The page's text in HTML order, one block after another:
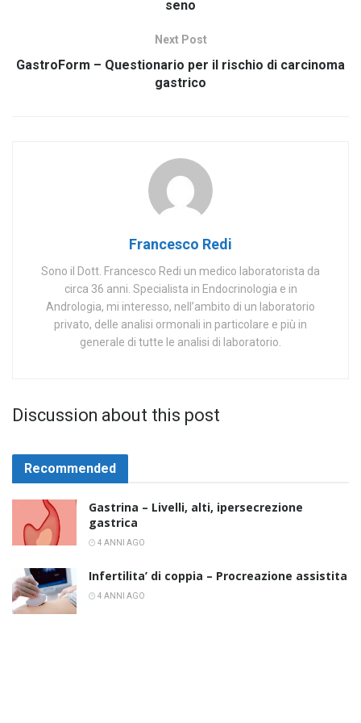
seno
Next Post
GastroForm – Questionario per il rischio di carcinoma
gastrico
Francesco Redi
Sono il Dott. Francesco Redi un medico laboratorista da
circa 36 anni. Specialista in Endocrinologia e in
Andrologia, mi interesso, nell’ambito di un laboratorio
privato, delle analisi ormonali in particolare e più in
generale di tutte le analisi di laboratorio.
Discussion about this post
Recommended
Gastrina – Livelli, alti, ipersecrezione
gastrica
4 ANNI AGO
Infertilita’ di coppia – Procreazione assistita
4 ANNI AGO